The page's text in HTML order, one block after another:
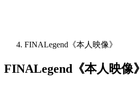
FINALegend《本人映像》
FINALegend《本人映像》